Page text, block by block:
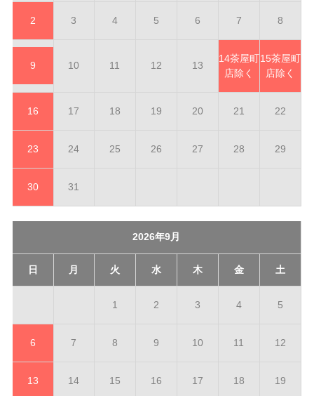
2 3 4 5 6 7 8
9 10 11 12 13
14茶屋町
店除く
15茶屋町
店除く
16 17 18 19 20 21 22
23 24 25 26 27 28 29
30 31
2026年9月
日 月 火 水 木 金 土
1 2 3 4 5
6 7 8 9 10 11 12
13 14 15 16 17 18 19